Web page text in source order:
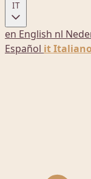
IT
en English nl
Español itItaliano